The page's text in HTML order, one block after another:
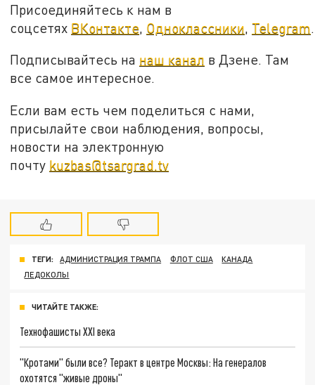
Присоединяйтесь к нам в
соцсетях ВКонтакте Одноклассники Telegram
Подписывайтесь на наш канал в Дзене. Там
все самое интересное.
Если вам есть чем поделиться с нами,
присылайте свои наблюдения, вопросы,
новости на электронную
почту kuzbas@tsargrad.tv
ТЕГИ: АДМИНИСТРАЦИЯ ТРАМПА ФЛОТ США
КАНАДА
ЛЕДОКОЛЫ
ЧИТАЙТЕ ТАКЖЕ:
Технофашисты XXI века
"Кротами" были все? Теракт в центре Москвы: На генералов
охотятся "живые дроны"